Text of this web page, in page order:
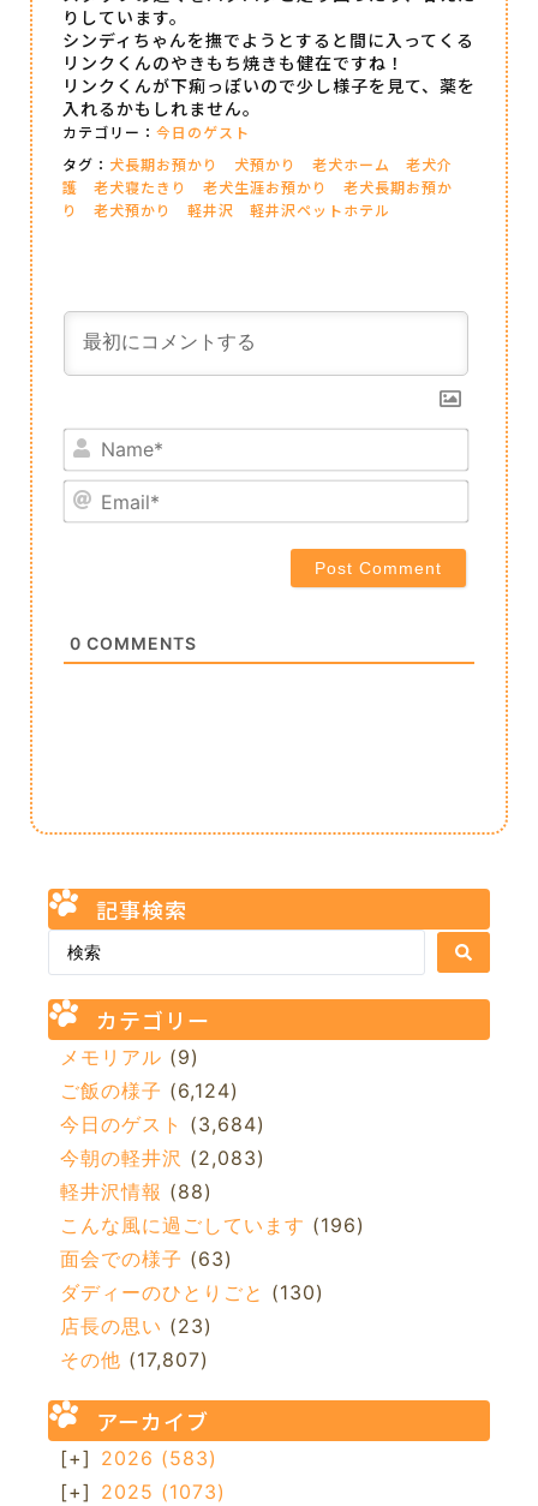
りしています。
シンディちゃんを撫でようとすると間に入ってくる
リンクくんのやきもち焼きも健在ですね！
リンクくんが下痢っぽいので少し様子を見て、薬を
入れるかもしれません。
カテゴリー： 今日のゲスト
タグ： 犬長期お預かり 犬預かり 老犬ホーム
老犬介
護
老犬寝たきり 老犬生涯お預かり
老犬長期お預か
り
老犬預かり 軽井沢 軽井沢ペットホテル
Name*
Email*
0 COMMENTS
記事検索
カテゴリー
メモリアル (9)
ご飯の様子 (6,124)
今日のゲスト (3,684)
今朝の軽井沢 (2,083)
軽井沢情報 (88)
こんな風に過ごしています (196)
面会での様子 (63)
ダディーのひとりごと (130)
店長の思い (23)
その他 (17,807)
アーカイブ
[+] 2026 (583)
[+] 2025 (1073)